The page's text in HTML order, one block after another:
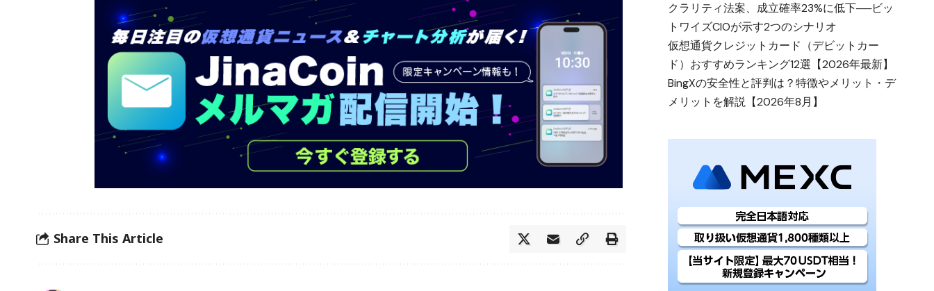
Share This Article
クラリティ法案、成立確率23%に低下──ビッ
トワイズCIOが示す2つのシナリオ
仮想通貨クレジットカード（デビットカー
ド）おすすめランキング12選【2026年最新】
BingXの安全性と評判は？特徴やメリット・デ
メリットを解説【2026年8月】